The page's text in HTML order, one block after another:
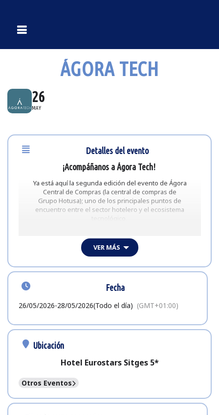
ÁGORA TECH
26
MAY
Detalles del evento
¡Acompáñanos a Ágora Tech!
Ya está aquí la segunda edición del evento de Ágora
Central de Compras (la central de compras de
Grupo Hotusa); uno de los principales puntos de
encuentro entre el sector hotelero y el ecosistema
tecnológico.
reunirá durante 48h a perfiles con alta capacidad de
decisión (CEOs, directores generales, CIOs,
Muy pronto anunciaremos los miembros del
#EquipoNoray que asistirán a este evento.
VER MÁS
Fecha
26/05/2026-28/05/2026(Todo el día) (GMT+01:00)
Ubicación
Hotel Eurostars Sitges 5*
Otros Eventos